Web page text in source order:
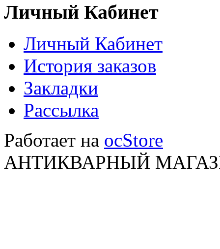
Личный Кабинет
Личный Кабинет
История заказов
Закладки
Рассылка
Работает на ocStore
АНТИКВАРНЫЙ